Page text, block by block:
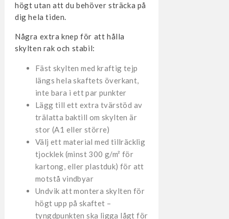
högt utan att du behöver sträcka på
dig hela tiden.
Några extra knep för att hålla
skylten rak och stabil:
Fäst skylten med kraftig tejp
längs hela skaftets överkant,
inte bara i ett par punkter
Lägg till ett extra tvärstöd av
trälatta baktill om skylten är
stor (A1 eller större)
Välj ett material med tillräcklig
tjocklek (minst 300 g/m² för
kartong, eller plastduk) för att
motstå vindbyar
Undvik att montera skylten för
högt upp på skaftet –
tyngdpunkten ska ligga lågt för